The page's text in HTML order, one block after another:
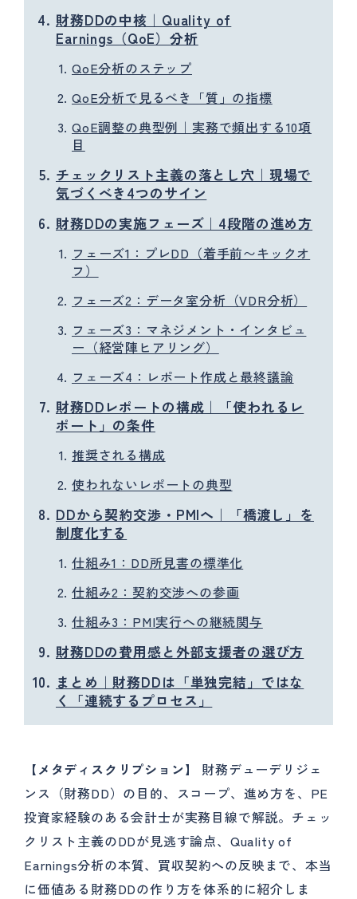
財務DDの中核｜Quality of
Earnings（QoE）分析
QoE分析のステップ
QoE分析で見るべき「質」の指標
QoE調整の典型例｜実務で頻出する10項
目
チェックリスト主義の落とし穴｜現場で
気づくべき4つのサイン
財務DDの実施フェーズ｜4段階の進め方
フェーズ1：プレDD（着手前〜キックオ
フ）
フェーズ2：データ室分析（VDR分析）
フェーズ3：マネジメント・インタビュ
ー（経営陣ヒアリング）
フェーズ4：レポート作成と最終議論
財務DDレポートの構成｜「使われるレ
ポート」の条件
推奨される構成
使われないレポートの典型
DDから契約交渉・PMIへ｜「橋渡し」を
制度化する
仕組み1：DD所見書の標準化
仕組み2：契約交渉への参画
仕組み3：PMI実行への継続関与
財務DDの費用感と外部支援者の選び方
まとめ｜財務DDは「単独完結」ではな
く「連続するプロセス」
【メタディスクリプション】
財務デューデリジェ
ンス（財務DD）の目的、スコープ、進め方を、PE
投資家経験のある会計士が実務目線で解説。チェッ
クリスト主義のDDが見逃す論点、Quality of
Earnings分析の本質、買収契約への反映まで、本当
に価値ある財務DDの作り方を体系的に紹介しま